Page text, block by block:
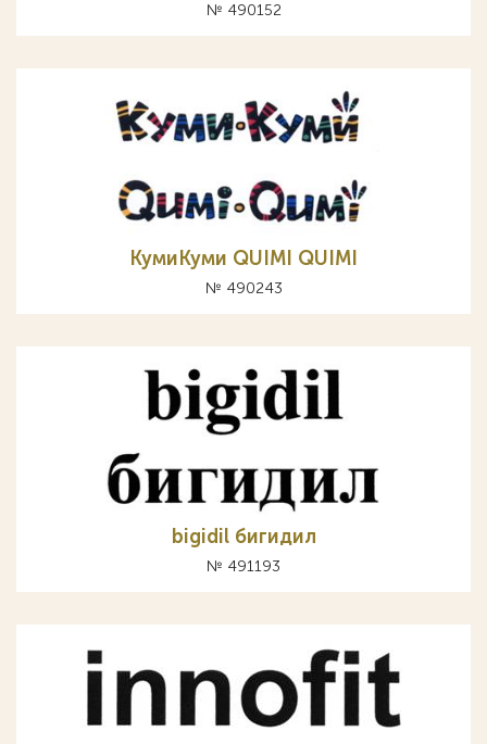
№ 490152
КумиКуми QUIMI QUIMI
№ 490243
bigidil бигидил
№ 491193